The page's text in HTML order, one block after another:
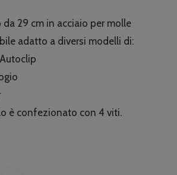
da 29 cm in acciaio per molle
adatto a diversi modelli di:
è confezionato con 4 viti.